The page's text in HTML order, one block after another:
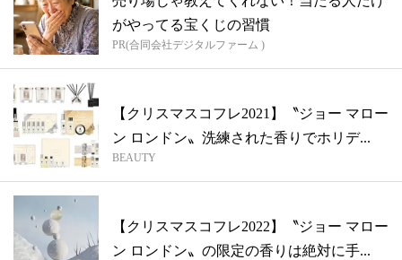
がやってる宝くじの習慣
PR(合同会社デジタルファーム )
【クリスマスコフレ2021】〝ジョー マロー
ン ロンドン〟洗練された香りでホリデ...
BEAUTY
【クリスマスコフレ2022】〝ジョー マロー
ン ロンドン〟の限定の香りは絶対に手...